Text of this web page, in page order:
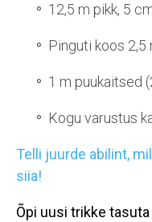
12,5 m pikk, 5
Pinguti koos 2,5
1 m puukaitsed
Kogu varustus
Telli juurde abilint,
siia!
Õpi uusi trikke